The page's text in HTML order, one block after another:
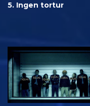
5. Ingen tortur